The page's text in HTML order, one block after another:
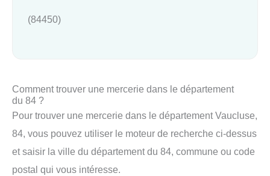
(84450)
Comment trouver une mercerie dans le département
du 84 ?
Pour trouver une mercerie dans le département Vaucluse,
84, vous pouvez utiliser le moteur de recherche ci-dessus
et saisir la ville du département du 84, commune ou code
postal qui vous intéresse.